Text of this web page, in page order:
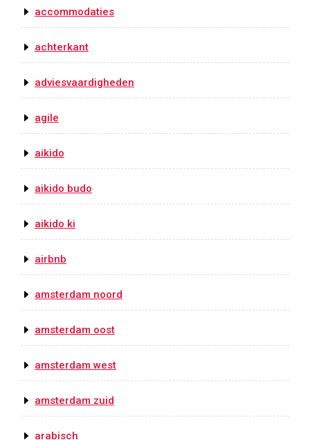
accommodaties
achterkant
adviesvaardigheden
agile
aikido
aikido budo
aikido ki
airbnb
amsterdam noord
amsterdam oost
amsterdam west
amsterdam zuid
arabisch